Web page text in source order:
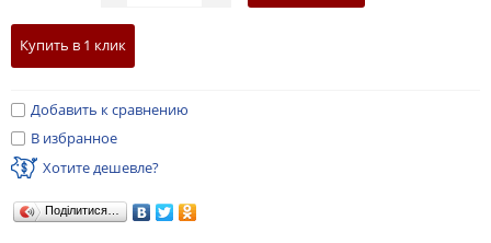
Купить в 1 клик
Добавить к сравнению
В избранное
Хотите дешевле?
Поділитися…